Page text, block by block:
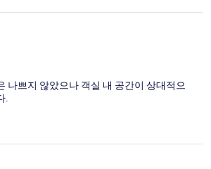
나쁘지 않았으나 객실 내 공간이 상대적으
.